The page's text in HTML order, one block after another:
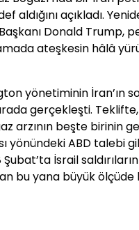
aldığını açıkladı.
Donald Trump,
ateşkesin hâlâ
yönetiminin İran’ın
gerçekleşti.
arzının beşte birinin
yönündeki ABD talebi
İsrail
bu yana büyük ölçüde